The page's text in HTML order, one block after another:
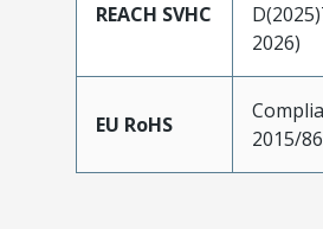
REACH SVHC
2026)
EU RoHS
2015/